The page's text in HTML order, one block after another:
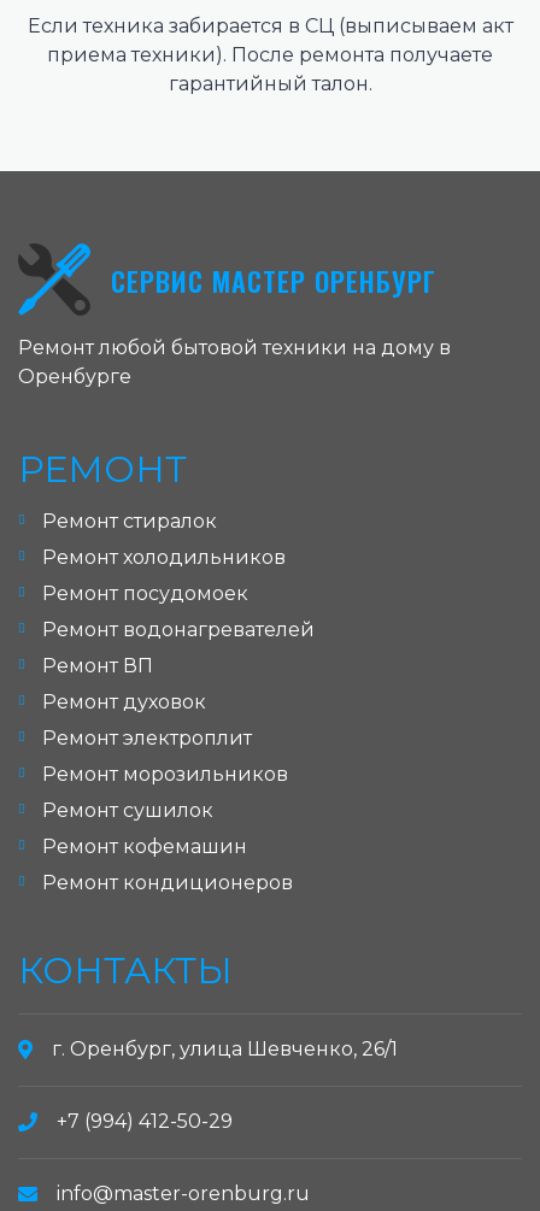
Если техника забирается в СЦ (выписываем акт
приема техники). После ремонта получаете
гарантийный талон.
СЕРВИС МАСТЕР ОРЕНБУРГ
Ремонт любой бытовой техники на дому в
Оренбурге
РЕМОНТ
Ремонт стиралок
Ремонт холодильников
Ремонт посудомоек
Ремонт водонагревателей
Ремонт ВП
Ремонт духовок
Ремонт электроплит
Ремонт морозильников
Ремонт сушилок
Ремонт кофемашин
Ремонт кондиционеров
КОНТАКТЫ
г. Оренбург, улица Шевченко, 26/1
+7 (994) 412-50-29
info@master-orenburg.ru